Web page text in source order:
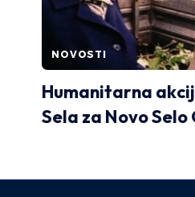
NOVOSTI
Humanitarna
Sela za Novo Selo